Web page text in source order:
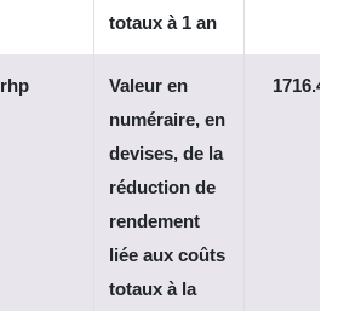
totaux à 1 an
Valeur en
numéraire, en
devises, de la
réduction de
rendement
liée aux coûts
totaux à la
1716.46